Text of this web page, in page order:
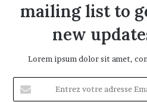
mailing list to
new
Lorem ipsum dolor sit amet,
votre